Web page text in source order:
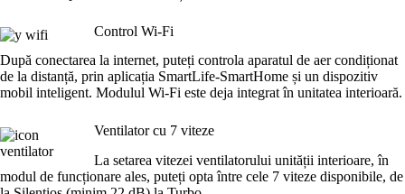
Control Wi-Fi
După conectarea la internet, puteți controla aparatul de aer condiționat
de la distanță, prin aplicația SmartLife-SmartHome și un dispozitiv
mobil inteligent. Modulul Wi-Fi este deja integrat în unitatea interioară.
Ventilator cu 7 viteze
La setarea vitezei ventilatorului unității interioare, în
modul de funcționare ales, puteți opta între cele 7 viteze disponibile, de